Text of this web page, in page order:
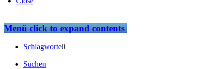
Menüclick to expand contents
Schlagworte0
Suchen